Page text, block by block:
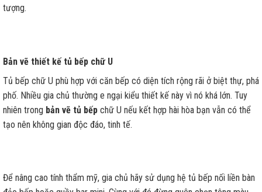
tượng.
Bản vẽ thiết kế tủ bếp chữ U
Tủ bếp chữ U phù hợp với căn bếp có diện tích rộng rãi ở biệt thự, phá
phố. Nhiều gia chủ thường e ngại kiểu thiết kế này vì nó khá lớn. Tuy
nhiên trong bản vẽ tủ bếp chữ U nếu kết hợp hài hòa bạn vẫn có thể
tạo nên không gian độc đáo, tinh tế.
Để nâng cao tính thẩm mỹ, gia chủ hãy sử dụng hệ tủ bếp nối liền bàn